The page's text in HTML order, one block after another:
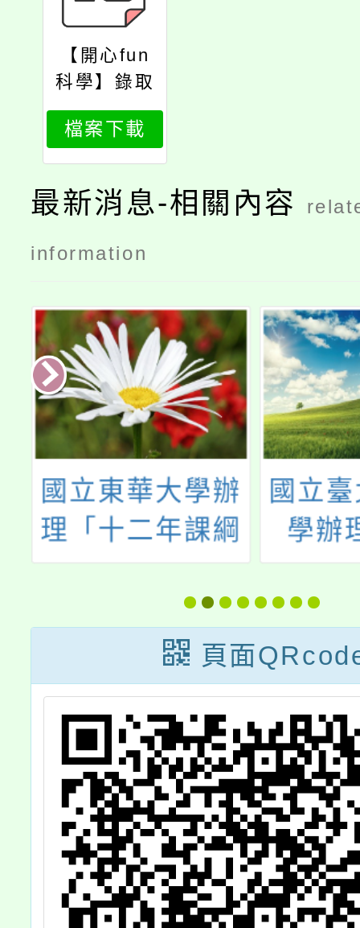
【開心fun
科學】錄取
名單
檔案下載
最新消息-相關內容
information
國立臺北藝術大
學辦理113年
技藝術創新教
學」學術研討會
115年
地學
頁面